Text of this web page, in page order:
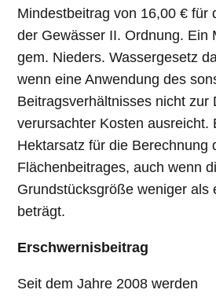
Mindestbeitrag von 16,00 € für
der Gewässer II. Ordnung. Ein
gem. Nieders. Wassergesetz
wenn eine Anwendung des
Beitragsverhältnisses nicht zur
verursachter Kosten ausreicht.
Hektarsatz für die Berechnung
Flächenbeitrages, auch wenn
Grundstücksgröße weniger als
beträgt.
Erschwernisbeitrag
Seit dem Jahre 2008 werden